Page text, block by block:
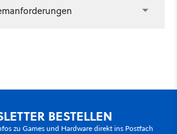
BESTELLEN
zu Games und Hardware direkt ins Postfach